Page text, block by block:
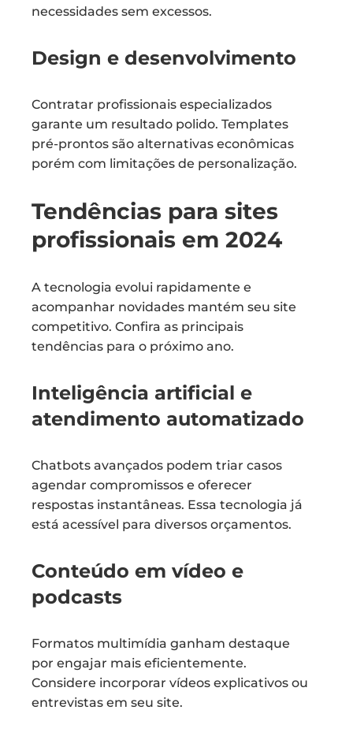
necessidades sem excessos.
Design e desenvolvimento
Contratar profissionais especializados
garante um resultado polido. Templates
pré-prontos são alternativas econômicas
porém com limitações de personalização.
Tendências para sites
profissionais em 2024
A tecnologia evolui rapidamente e
acompanhar novidades mantém seu site
competitivo. Confira as principais
tendências para o próximo ano.
Inteligência artificial e
atendimento automatizado
Chatbots avançados podem triar casos
agendar compromissos e oferecer
respostas instantâneas. Essa tecnologia já
está acessível para diversos orçamentos.
Conteúdo em vídeo e
podcasts
Formatos multimídia ganham destaque
por engajar mais eficientemente.
Considere incorporar vídeos explicativos ou
entrevistas em seu site.